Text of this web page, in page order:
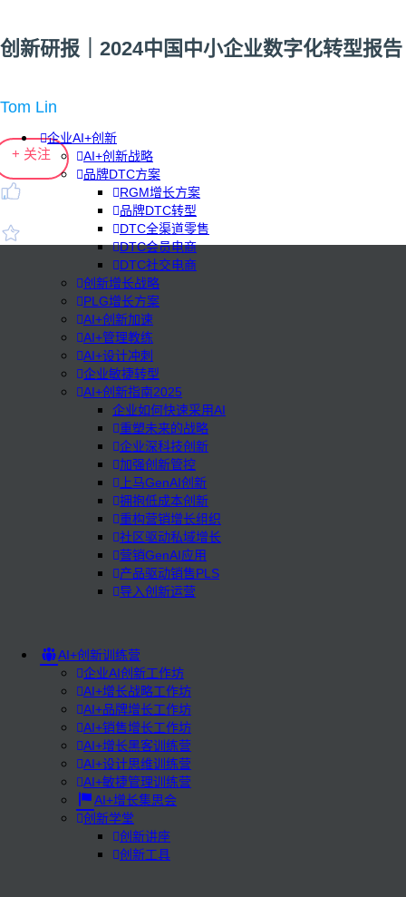
企业AI+创新
AI+创新战略
品牌DTC方案
RGM增长方案
品牌DTC转型
DTC全渠道零售
DTC会员电商
DTC社交电商
创新增长战略
PLG增长方案
AI+创新加速
AI+管理教练
AI+设计冲刺
企业敏捷转型
AI+创新指南2025
企业如何快速采用AI
重塑未来的战略
企业深科技创新
加强创新管控
上马GenAI创新
拥抱低成本创新
重构营销增长组织
社区驱动私域增长
营销GenAI应用
产品驱动销售PLS
导入创新运营
AI+创新训练营
企业AI创新工作坊
AI+增长战略工作坊
AI+品牌增长工作坊
AI+销售增长工作坊
AI+增长黑客训练营
AI+设计思维训练营
AI+敏捷管理训练营
AI+增长集思会
创新学堂
创新讲座
创新工具
创新研报｜2024中国中小企业数字化转型报告
Tom Lin
+ 关注